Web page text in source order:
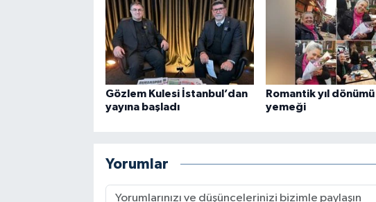
Gözlem Kulesi İstanbul’dan
yayına başladı
Romantik yıl dönümü
yemeği
Yorumlar